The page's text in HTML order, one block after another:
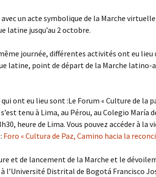
un acte symbolique de la Marche
latine jusqu’au 2 octobre.
journée, différentes activités ont eu lieu
latine, point de départ de la Marche latino-
ont eu lieu sont :Le Forum « Culture de la
tenu à Lima, au Pérou, au Colegio María
heure de Lima. Vous pouvez accéder à la
Foro « Cultura de Paz, Camino hacia la
et de lancement de la Marche et le
l’Université Distrital de Bogotá Francisco